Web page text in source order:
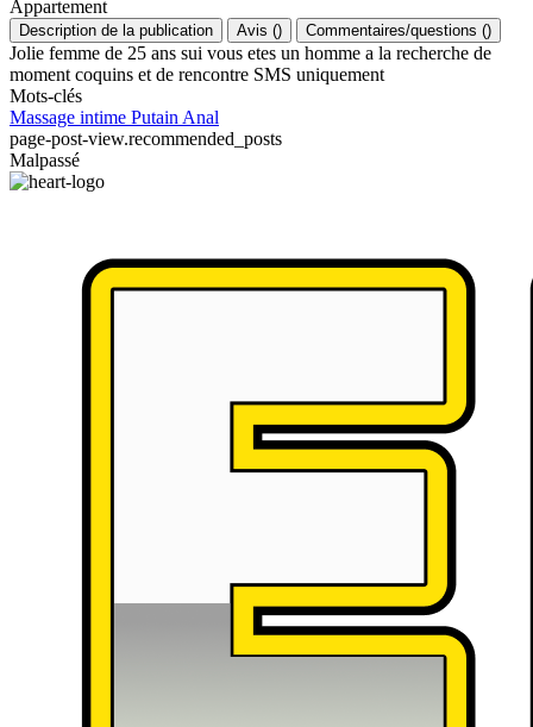
Appartement
Description de la publication Avis () Commentaires/questions ()
Jolie femme de 25 ans sui vous etes un homme a la recherche de
moment coquins et de rencontre SMS uniquement
Mots-clés
Massage intime Putain Anal
page-post-view.recommended_posts
Malpassé